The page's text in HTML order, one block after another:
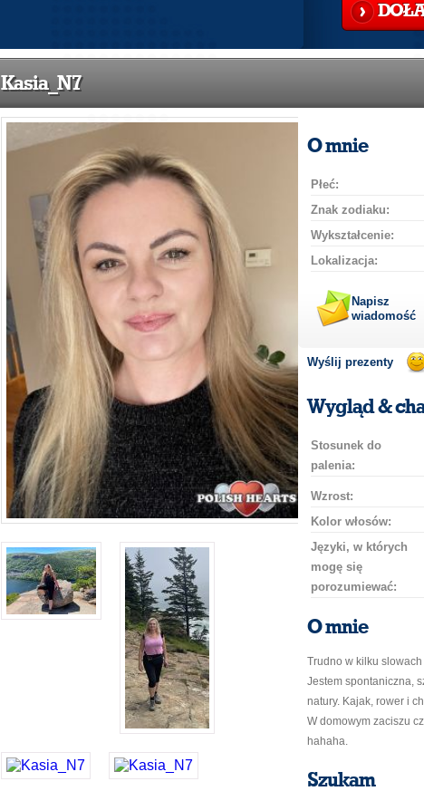
Kasia_N7
O mnie
Płeć:
Znak zodiaku:
Wykształcenie:
Lokalizacja:
Napisz
wiadomość
Wyślij prezenty
Wygląd &
Stosunek do
palenia:
Wzrost:
Kolor włosów:
Języki, w których
mogę się
porozumiewać:
O mnie
Trudno w kilku
Jestem spontaniczna,
natury. Kajak, rower i
W domowym zaciszu
hahaha.
Szukam